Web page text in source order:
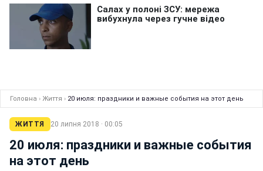
Головна › Життя › 20 июля: праздники и важные события на этот день
ЖИТТЯ 20 липня 2018 · 00:05
20 июля: праздники и важные события
на этот день